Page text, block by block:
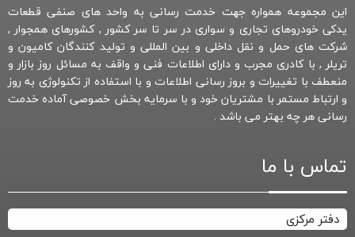
این مجموعه همواره جهت خدمت رسانی به واحد های صنفی قطعات
یدکی خودروهای تجاری و سواری در سر تا سر کشور , کشورهای همجوار ,
شرکت های حمل و نقل داخلی و بین المللی و تولید کنندگان کامیون و
تریلر , با کادری مجرب و دارای اطلاعات فنی و واقف به مسائل روز بازار و
منعطف با تغییرات و بروز رسانی اطلاعات و با استفاده از تکنولوژی به روز
و ارتباط مستمر با مشتریان خود و با سرمایه بخش خصوصی آماده خدمت
رسانی هر چه بهتر می باشد .
تماس با ما
دفتر مرکزی